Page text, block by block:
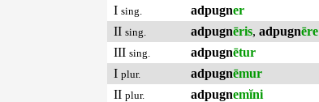
I sing. adpugner
II sing. adpugnēris, adpugnēre
III sing. adpugnētur
I plur. adpugnēmur
II plur. adpugnemĭni